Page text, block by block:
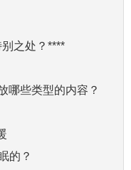
之处？****
哪些类型的内容？
的？